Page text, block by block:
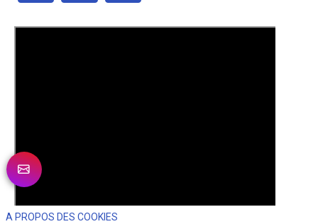
A PROPOS DES COOKIES